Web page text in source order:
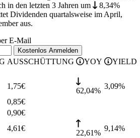
in den letzten 3 Jahren um
8,34%
Dividenden quartalsweise im April,
aus.
E-Mail
Kostenlos Anmelden
AUSSCHÜTTUNG YOY YIELD
1,75€
62,04%
3,09%
0,85€
0,90€
4,61€
22,61%
9,14%